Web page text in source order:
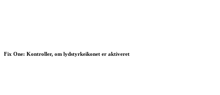
Fix One: Kontroller, om lydstyrkeikonet er aktiveret